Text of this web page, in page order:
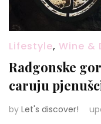
Lifestyle, Wine &
Radgonske
caruju
by Let's discover!